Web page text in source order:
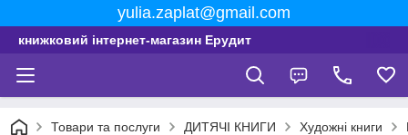
yulia.zaplat@gmail.com
книжковий інтернет-магазин Ерудит
Товари та послуги ДИТЯЧІ КНИГИ Художні книги